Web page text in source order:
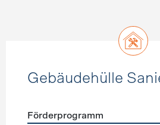
Gebäudehülle
Förderprogramm